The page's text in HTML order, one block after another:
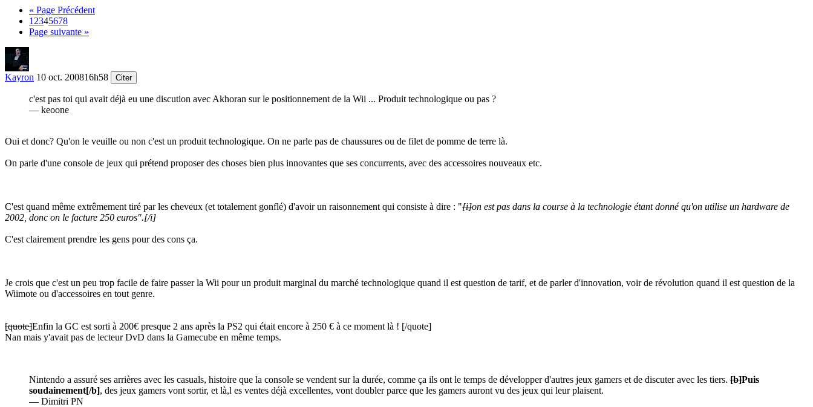
« Page Précédent
1 2345678
Page suivante »
Kayron 10 oct. 200816h58 Citer
c'est pas toi qui avait déjà eu une discution avec Akhoran sur le positionnement de la Wii ... Produit technologique ou pas ?
— keoone
Oui et donc? Qu'on le veuille ou non c'est un produit technologique. On ne parle pas de chaussures ou de filet de pomme de terre là.
On parle d'une console de jeux qui prétend proposer des choses bien plus innovantes que ses concurrents, avec des accessoires nouveaux etc.
C'est quand même extrêmement tiré par les cheveux (et totalement gonflé) d'avoir un raisonnement qui consiste à dire : "[i]on est pas dans la course à la technologie étant donné qu'on utilise un hardware de
2002, donc on le facture 250 euros".[/i]
C'est clairement prendre les gens pour des cons ça.
Je crois que c'est un peu trop facile de faire passer la Wii pour un produit marginal du marché technologique quand il est question de tarif, et de parler d'innovation, voir de révolution quand il est question de la
Wiimote ou d'accessoires en tout genre.
[quote]Enfin la GC est sorti à 200€ presque 2 ans après la PS2 qui était encore à 250 € à ce moment là ! [/quote]
Nan mais y'avait pas de lecteur DvD dans la Gamecube en même temps.
Nintendo a assuré ses arrières avec les casuals, histoire que la console se vendent sur la durée, comme ça ils ont le temps de développer d'autres jeux gamers et de discuter avec les tiers. [b]Puis
soudainement[/b], des jeux gamers vont sortir, et là,l es ventes déjà excellentes, vont doubler parce que les gamers auront vu des jeux qui leur plaisent.
— Dimitri PN